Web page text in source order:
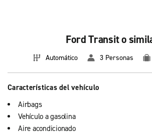
Ford Transit o
Automático 3 Personas
Características del vehículo
Airbags
Vehículo a gasolina
Aire acondicionado